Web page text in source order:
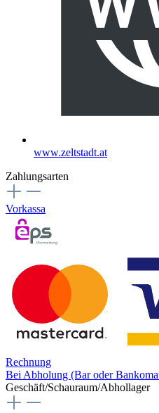
www.zeltstadt.at
Zahlungsarten
Vorkassa
Rechnung
Bei Abholung (Bar oder
Geschäft/Schauraum/Abhollager